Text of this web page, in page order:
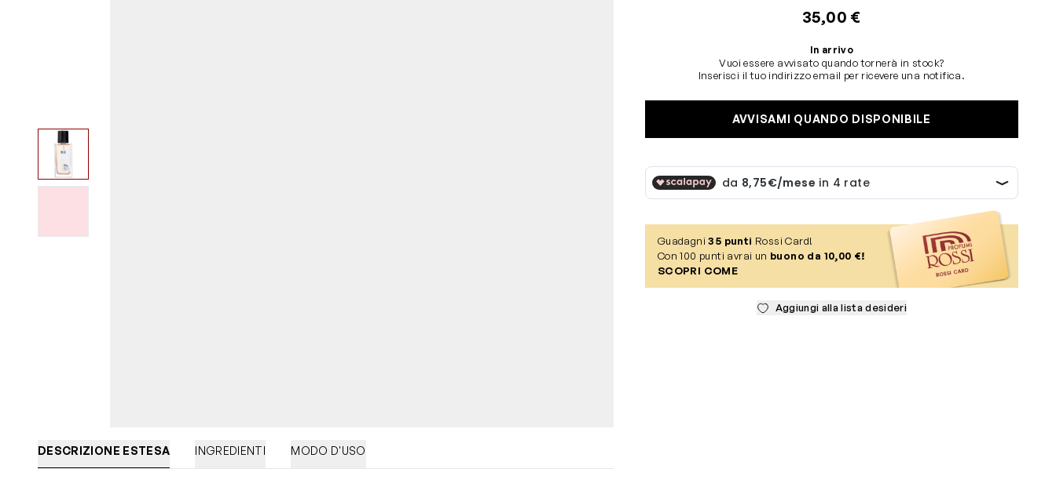
35,00 €
In arrivo
Vuoi essere avvisato quando tornerà in stock?
Inserisci il tuo indirizzo email per ricevere una notifica.
AVVISAMI QUANDO DISPONIBILE
Guadagni35 punti Rossi Card!
Con 100 punti avrai un buono da 10,00 €!
SCOPRI COME
Aggiungi alla lista desideri
View larger image
DESCRIZIONE ESTESA INGREDIENTI MODO D'USO